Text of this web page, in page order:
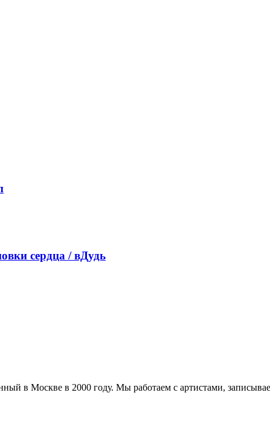
сердца / вДудь
в Москве в 2000 году. Мы работаем с артистами,